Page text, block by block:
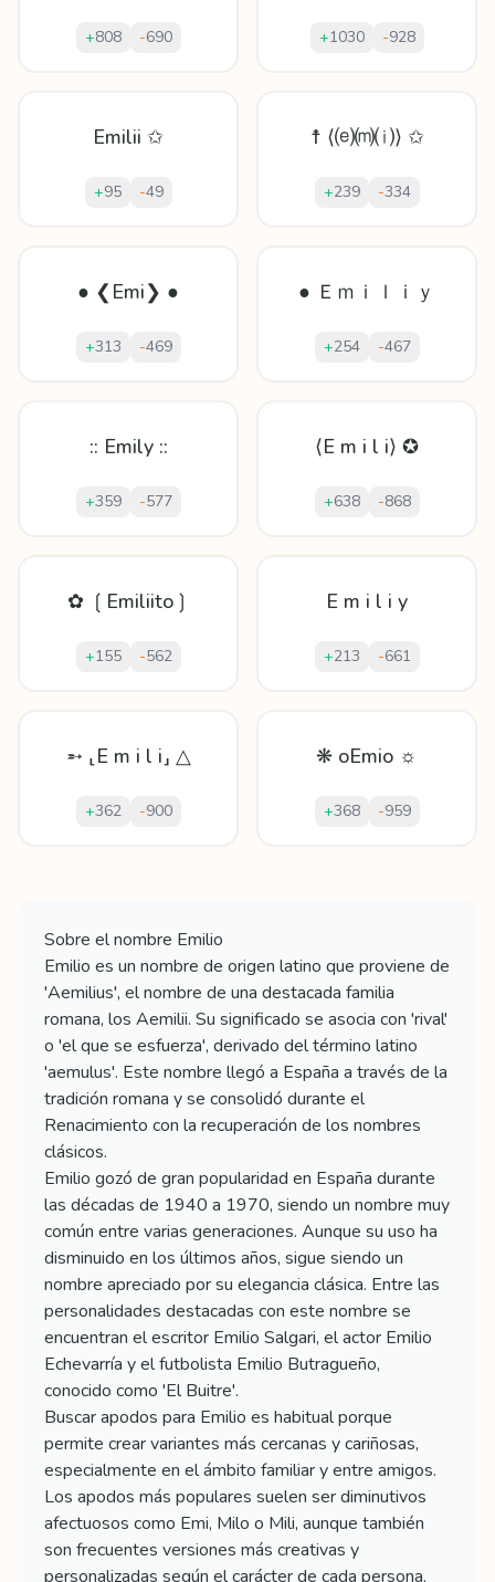
+808 -690 +1030 -928
Emilii ✩
+95 -49
☨ ⟨⒠⒨⒤⟩ ✩
+239 -334
● ❮Emi❯ ●
+313 -469
● Ｅｍｉｌｉｙ
+254 -467
:: Emily ::
+359 -577
⟨E m i l i⟩ ✪
+638 -868
✿ ❲Emiliito❳
+155 -562
E m i l i y
+213 -661
➵ ⸤E m i l i⸥ △
+362 -900
❋ oEmio ☼
+368 -959
Sobre el nombre Emilio
Emilio es un nombre de origen latino que proviene de
'Aemilius', el nombre de una destacada familia
romana, los Aemilii. Su significado se asocia con 'rival'
o 'el que se esfuerza', derivado del término latino
'aemulus'. Este nombre llegó a España a través de la
tradición romana y se consolidó durante el
Renacimiento con la recuperación de los nombres
clásicos.
Emilio gozó de gran popularidad en España durante
las décadas de 1940 a 1970, siendo un nombre muy
común entre varias generaciones. Aunque su uso ha
disminuido en los últimos años, sigue siendo un
nombre apreciado por su elegancia clásica. Entre las
personalidades destacadas con este nombre se
encuentran el escritor Emilio Salgari, el actor Emilio
Echevarría y el futbolista Emilio Butragueño,
conocido como 'El Buitre'.
Buscar apodos para Emilio es habitual porque
permite crear variantes más cercanas y cariñosas,
especialmente en el ámbito familiar y entre amigos.
Los apodos más populares suelen ser diminutivos
afectuosos como Emi, Milo o Mili, aunque también
son frecuentes versiones más creativas y
personalizadas según el carácter de cada persona.